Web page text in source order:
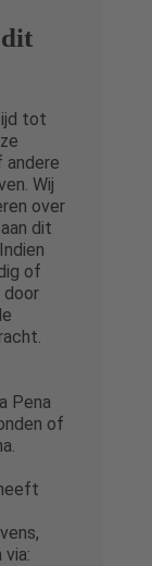
tot
Wij
over
dit
of
door
Pena
of